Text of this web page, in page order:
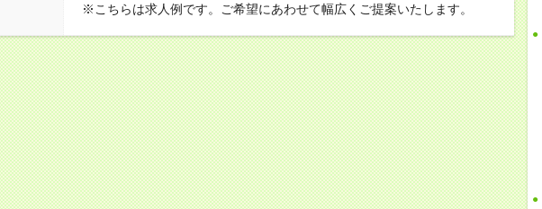
※こちらは求人例です。ご希望にあわせて幅広くご提案いたします。